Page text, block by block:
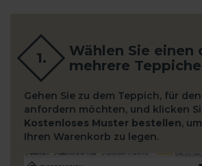
Wählen Sie einen
mehrere Teppiche
Gehen Sie zu dem Teppich, für
anfordern möchten, und klicken
Kostenloses Muster bestellen,
Ihren Warenkorb zu legen.